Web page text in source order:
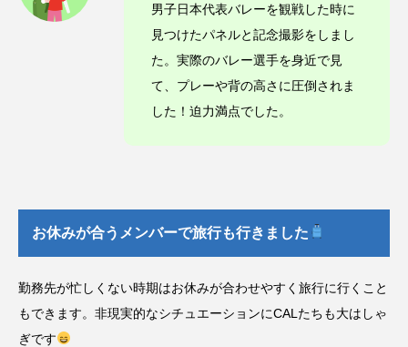
男子日本代表バレーを観戦した時に
見つけたパネルと記念撮影をしまし
た。実際のバレー選手を身近で見
て、プレーや背の高さに圧倒されま
した！迫力満点でした。
お休みが合うメンバーで旅行も行きました
勤務先が忙しくない時期はお休みが合わせやすく旅行に行くこと
もできます。非現実的なシチュエーションにCALたちも大はしゃ
ぎです